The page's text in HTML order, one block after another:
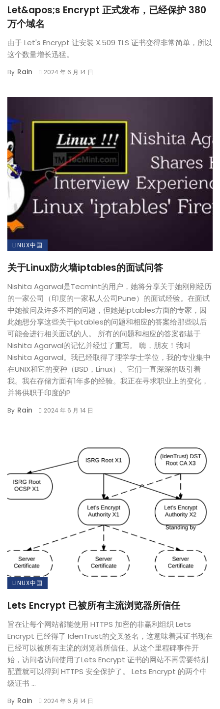
Let&apos;s Encrypt 正式发布，已经保护 380
万个域名
由于 Let's Encrypt 让安装 X.509 TLS 证书变得非常简单，所以
这个数量增长迅猛。
By Rain 2024 年 6 月 14 日
LINUX中国
关于Linux防火墙iptables的面试问答
Nishita Agarwal是Tecmint的用户，她将分享关于她刚刚经历
的一家公司（印度的一家私人公司Pune）的面试经验。在面试
中她被问及许多不同的问题，但她是iptables方面的专家，因
此她想分享这些关于iptables的问题和相应的答案给那些以后
可能会进行相关面试的人。 所有的问题和相应的答案都基于
Nishita Agarwal的记忆并经过了重写。 嗨，朋友！我叫
Nishita Agarwal。我已经取得了理学学士学位，我的专业集中
在UNIX和它的变种（BSD，Linux）。它们一直深深的吸引着
我。我在存储方面有1年多的经验。我正在寻求职业上的变化，
并将供职于印度的P
By Rain 2024 年 6 月 14 日
LINUX中国
Lets Encrypt 已被所有主流浏览器所信任
旨在让每个网站都能使用 HTTPS 加密的非赢利组织 Lets
Encrypt 已经得了 IdenTrust的交叉签名，这意味着其证书现在
已经可以被所有主流的浏览器所信任。从这个里程碑事件开
始，访问者访问使用了Lets Encrypt 证书的网站不再需要特别
配置就可以得到 HTTPS 安全保护了。 Lets Encrypt 的两个中
级证书 ...
By Rain 2024 年 6 月 14 日